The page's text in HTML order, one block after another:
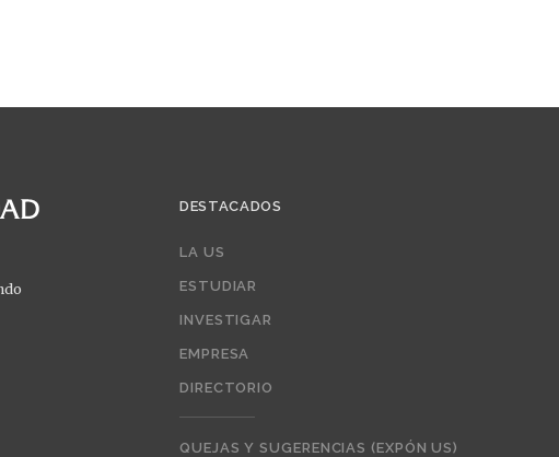
DESTACADOS
LA US
ESTUDIAR
INVESTIGAR
EMPRESA
DIRECTORIO
QUEJAS Y SUGERENCIAS (EXPÓN US)